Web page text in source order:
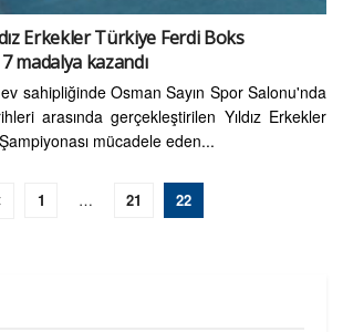
Erkekler Türkiye Ferdi Boks
madalya kazandı
ev sahipliğinde Osman Sayın Spor Salonu'nda
arasında gerçekleştirilen Yıldız Erkekler
mücadele eden...
1 … 21 22